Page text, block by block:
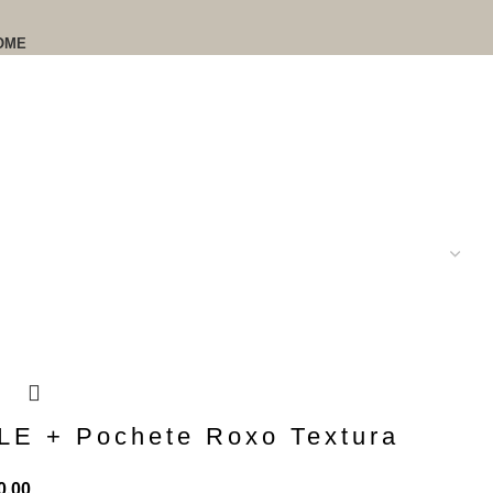
+ Pochete Roxo Textura